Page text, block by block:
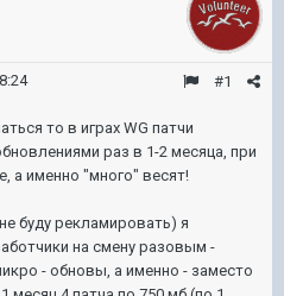
#1
то в играх WG патчи
раз в 1-2 месяца, при
а именно "много" весят!
буду рекламировать) я
на смену разовым -
- обновы, а именно - заместо